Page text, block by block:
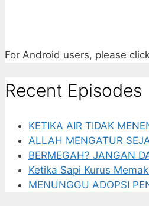
For Android users, please
Recent Episodes
KETIKA AIR TIDAK
ALLAH MENGATUR
BERMEGAH? JANGAN
Ketika Sapi Kurus
MENUNGGU ADOPSI